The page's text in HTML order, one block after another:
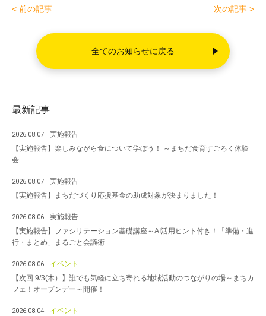
o
o
< 前の記事 次の記事 >
全てのお知らせに戻る
最新記事
2026.08.07
実施報告
【実施報告】楽しみながら食について学ぼう！ ～まちだ食育すごろく体験
会
2026.08.07
実施報告
【実施報告】まちだづくり応援基金の助成対象が決まりました！
2026.08.06
実施報告
【実施報告】ファシリテーション基礎講座～AI活用ヒント付き！「準備・進
行・まとめ」まるごと会議術
2026.08.06
イベント
【次回 9/3(木）】誰でも気軽に立ち寄れる地域活動のつながりの場～まちカ
フェ！オープンデー～開催！
2026.08.04
イベント